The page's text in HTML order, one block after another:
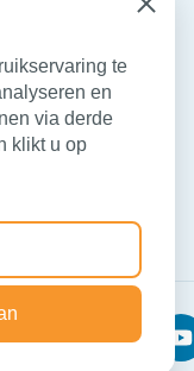
te
en
via derde
klikt u op
Close